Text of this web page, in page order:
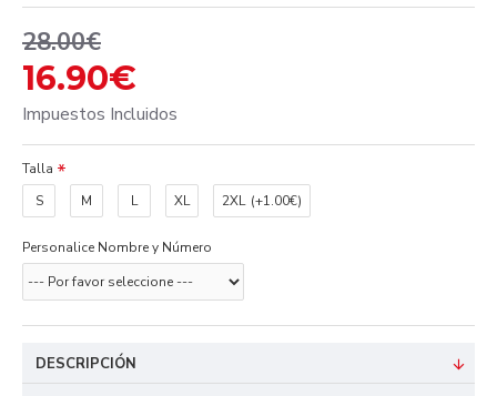
16.90€
28.00€
Impuestos Incluidos
Talla
S
M L XL 2XL (+1.00€)
Personalice Nombre y Número
DESCRIPCIÓN